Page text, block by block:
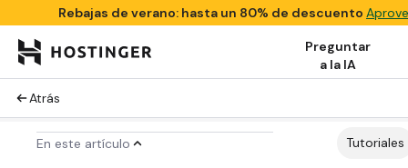
Rebajas de verano: hasta un 80% de descuento
Preguntar
a la IA
Atrás
En este artículo Tutoriales